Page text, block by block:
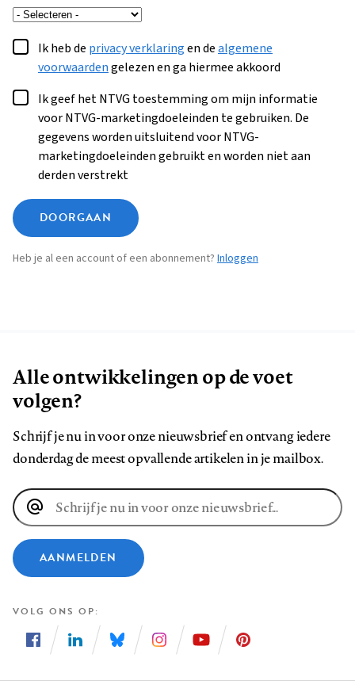
Ik heb de privacy verklaringen dealgemene
voorwaardengelezen en ga hiermee akkoord
Ik geef het NTVG toestemming om mijn informatie
voor NTVG-marketingdoeleinden te gebruiken. De
gegevens worden uitsluitend voor NTVG-
marketingdoeleinden gebruikt en worden niet aan
derden verstrekt
DOORGAAN
Heb je al een account of een abonnement? Inloggen
Alle ontwikkelingen op de voet
volgen?
Schrijf je nu in voor onze nieuwsbrief en ontvang iedere
donderdag de meest opvallende artikelen in je mailbox.
E-
mailadres
AANMELDEN
VOLG ONS OP
ons
ons
ons
ons
ons
ons